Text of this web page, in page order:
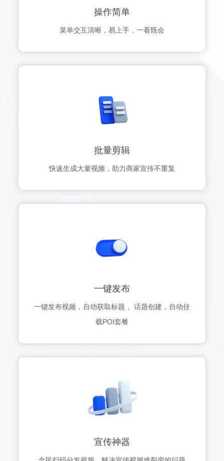
操作简单
菜单交互清晰，易上手，一看既会
批量剪辑
快速生成大量视频，助力商家宣传不重复
一键发布
一键发布视频，自动获取标题， 话题创建，自动挂
载POI套餐
宣传神器